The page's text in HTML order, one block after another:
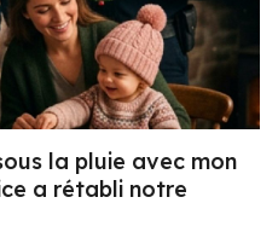
la pluie avec mon
a rétabli notre